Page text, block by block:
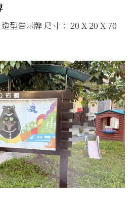
型告示牌 尺寸： 20 X 20 X 70